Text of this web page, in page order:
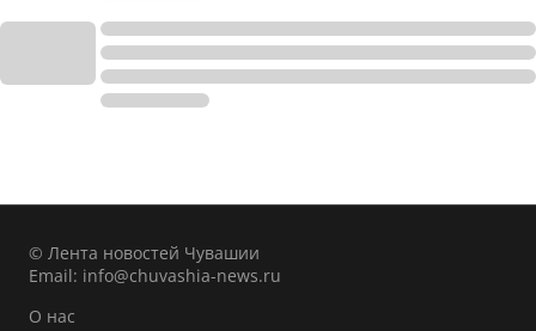
© Лента новостей Чувашии
Email: info@chuvashia-news.ru
О нас